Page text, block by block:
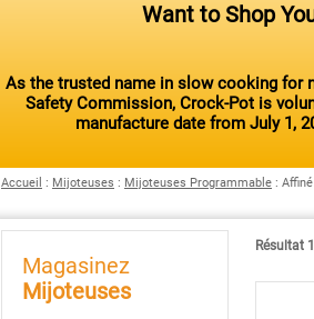
Want to Shop
As the trusted name in slow cooking for
Safety Commission, Crock-Pot is
manufacture date from July 1,
Accueil : Mijoteuses : Mijoteuses Programmable :
Magasinez
Mijoteuses
Résultat